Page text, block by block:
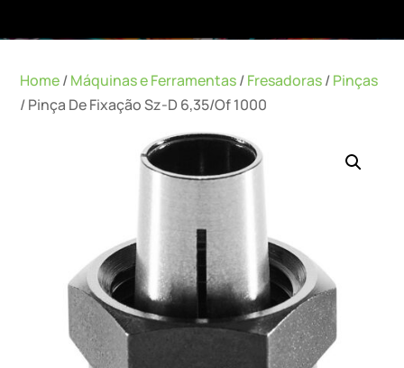
Home/Máquinas e Ferramentas/Fresadoras/Pinças
/ Pinça De Fixação Sz-D 6,35/Of 1000